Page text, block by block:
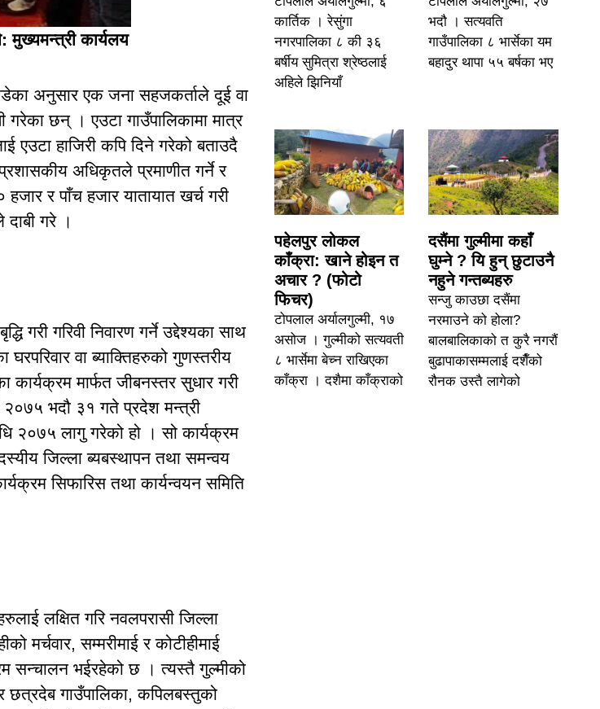
मुख्यमन्त्री कार्यलय
अनुसार एक जना सहजकर्ताले दूई वा
गरेका छन् । एउटा गाउँपालिकामा मात्र
एउटा हाजिरी कपि दिने गरेको बताउदै
अधिकृतले प्रमाणीत गर्ने र
र पाँच हजार यातायात खर्च गरी
गरे ।
गरिवी निवारण गर्ने उद्देश्यका साथ
वा ब्याक्तिहरुको गुणस्तरीय
मार्फत जीबनस्तर सुधार गरी
२०७५ भदौ ३१ गते प्रदेश मन्त्री
२०७५ लागु गरेको हो । सो कार्यक्रम
जिल्ला ब्यबस्थापन तथा समन्वय
सिफारिस तथा कार्यन्वयन समिति
लक्षित गरि नवलपरासी जिल्ला
मर्चवार, सम्मरीमाई र कोटीहीमाई
सन्चालन भईरहेको छ । त्यस्तै गुल्मीको
र छत्रदेब गाउँपालिका, कपिलबस्तुको
कार्तिक । रेसुंगा
नगरपालिका ८ की ३६
बर्षीय सुमित्रा श्रेष्ठलाई
अहिले झिनियाँ
भदौ । सत्यवति
गाउँपालिका ८ भार्सेका यम
बहादुर थापा ५५ बर्षका भए
पहेलपुर लोकल
काँक्रा: खाने होइन त
अचार ? (फोटो
फिचर)
टोपलाल अर्यालगुल्मी, १७
असोज । गुल्मीको सत्यवती
८ भार्सेमा बेच्न राखिएका
काँक्रा । दशैमा काँक्राको
दसैंमा गुल्मीमा कहाँ
घुम्ने ? यि हुन् छुटाउनै
नहुने गन्तब्यहरु
सन्जु काउछा दसैंमा
नरमाउने को होला?
बालबालिकाको त कुरै नगरौं
बुढापाकासम्मलाई दशैँको
रौनक उस्तै लागेको